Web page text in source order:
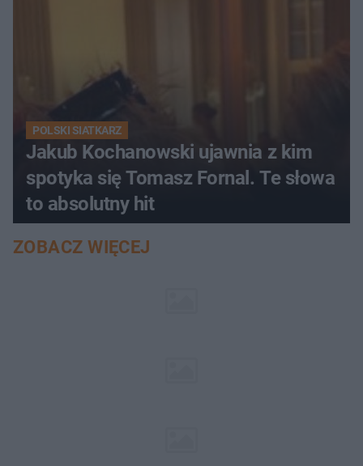
POLSKI SIATKARZ
Jakub Kochanowski ujawnia z kim
spotyka się Tomasz Fornal. Te słowa
to absolutny hit
ZOBACZ WIĘCEJ